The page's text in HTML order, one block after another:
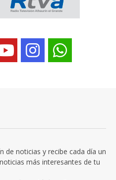
de noticias y recibe cada día un
más interesantes de tu